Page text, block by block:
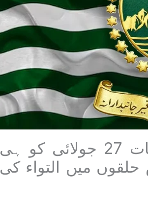
حتمی پولنگ اسکیم جاری، انتخابات 27 جولائی کو ہی
میں التواء کی